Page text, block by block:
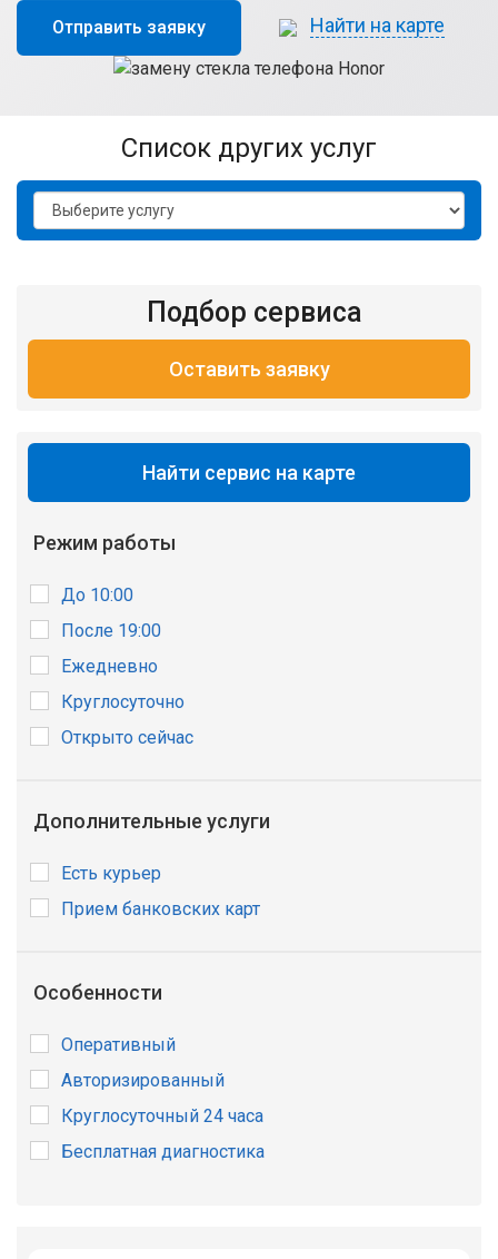
Отправить заявку Найти на карте
список других услуг
Подбор сервиса
Оставить заявку
Найти сервис на карте
Режим работы
До 10:00
После 19:00
Ежедневно
Круглосуточно
Открыто сейчас
Дополнительные услуги
Есть курьер
Прием банковских карт
Особенности
Оперативный
Авторизированный
Круглосуточный 24 часа
Бесплатная диагностика